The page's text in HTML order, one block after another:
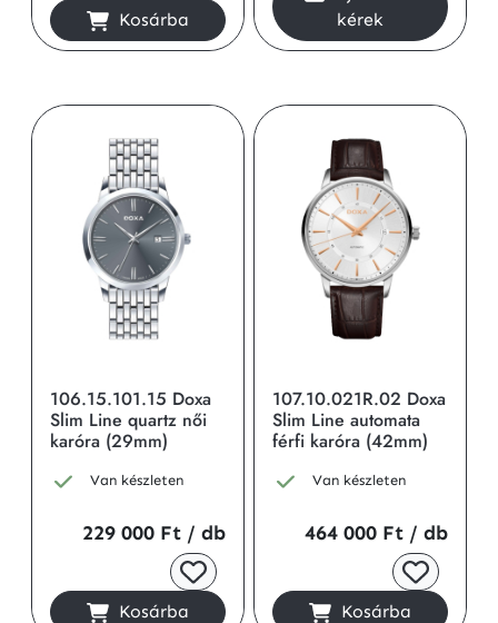
Kosárba
kérek
106.15.101.15 Doxa
Slim Line quartz női
karóra (29mm)
Van készleten
229 000 Ft / db
Kosárba
107.10.021R.02 Doxa
Slim Line automata
férfi karóra (42mm)
Van készleten
464 000 Ft / db
Kosárba